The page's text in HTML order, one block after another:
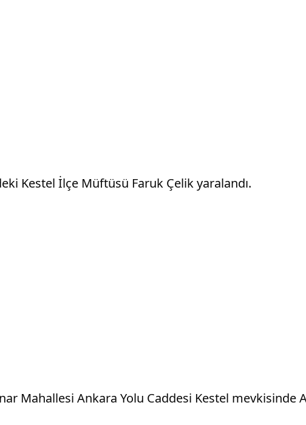
Kestel İlçe Müftüsü Faruk Çelik yaralandı.
Mahallesi Ankara Yolu Caddesi Kestel mevkisinde